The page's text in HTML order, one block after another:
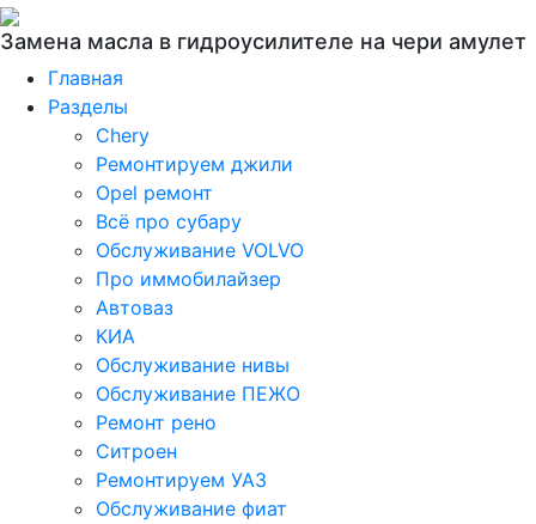
Замена масла в гидроусилителе на чери амулет
Главная
Разделы
Chery
Ремонтируем джили
Opel ремонт
Всё про субару
Обслуживание VOLVO
Про иммобилайзер
Автоваз
КИА
Обслуживание нивы
Обслуживание ПЕЖО
Ремонт рено
Ситроен
Ремонтируем УАЗ
Обслуживание фиат